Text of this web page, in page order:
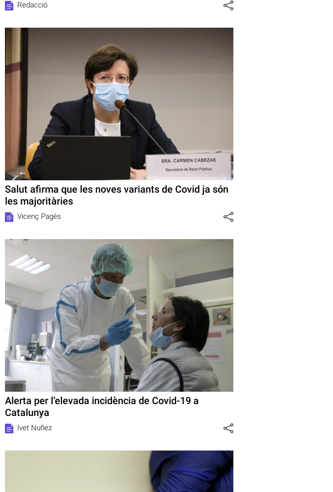
Redacció
Salut afirma que les noves variants de Covid ja són
les majoritàries
Vicenç Pagès
Alerta per l’elevada incidència de Covid-19 a
Catalunya
Ivet Nuñez